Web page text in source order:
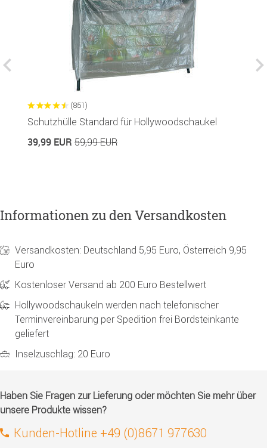
(851)
Schutzhülle Standard für Hollywoodschaukel
39,99 EUR 59,99 EUR
Informationen zu den Versandkosten
Versandkosten: Deutschland 5,95 Euro, Österreich 9,95
Euro
Kostenloser Versand ab 200 Euro Bestellwert
Hollywoodschaukeln werden nach telefonischer
Terminvereinbarung per Spedition frei Bordsteinkante
geliefert
Inselzuschlag: 20 Euro
Haben Sie Fragen zur Lieferung oder möchten Sie mehr über
unsere Produkte wissen?
Kunden-Hotline +49 (0)8671 977630